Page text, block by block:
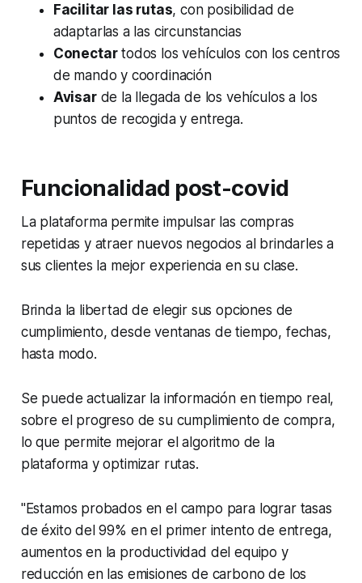
Facilitar las rutas, con posibilidad de
adaptarlas a las circunstancias
Conectartodos los vehículos con los centros
de mando y coordinación
Avisarde la llegada de los vehículos a los
puntos de recogida y entrega.
Funcionalidad post-covid
La plataforma permite impulsar las compras
repetidas y atraer nuevos negocios al brindarles a
sus clientes la mejor experiencia en su clase.
Brinda la libertad de elegir sus opciones de
cumplimiento, desde ventanas de tiempo, fechas,
hasta modo.
Se puede actualizar la información en tiempo real,
sobre el progreso de su cumplimiento de compra,
lo que permite mejorar el algoritmo de la
plataforma y optimizar rutas.
"Estamos probados en el campo para lograr tasas
de éxito del 99% en el primer intento de entrega,
aumentos en la productividad del equipo y
reducción en las emisiones de carbono de los